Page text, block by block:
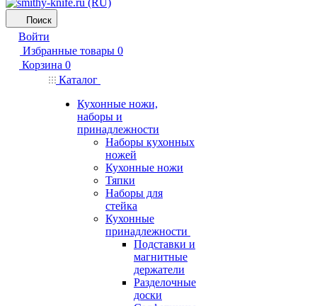
Поиск
Войти
Избранные товары 0
Корзина 0
Каталог
Кухонные ножи,
наборы и
принадлежности
Наборы кухонных
ножей
Кухонные ножи
Тяпки
Наборы для
стейка
Кухонные
принадлежности
Подставки и
магнитные
держатели
Разделочные
доски